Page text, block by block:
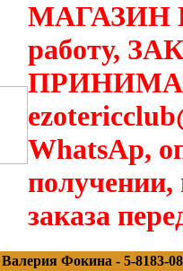
МАГАЗИН
работу,
WhatsAp,
получении,
заказа
Фокина - 5-8183-